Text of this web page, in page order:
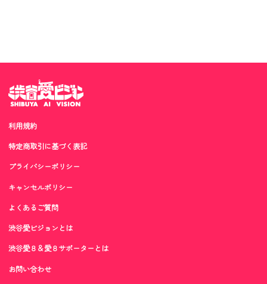
利用規約
特定商取引に基づく表記
プライバシーポリシー
キャンセルポリシー
よくあるご質問
渋谷愛ビジョンとは
渋谷愛８＆愛８サポーターとは
お問い合わせ